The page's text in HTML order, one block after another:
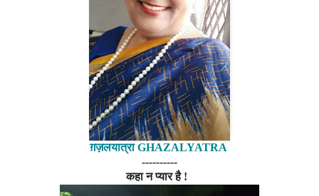
ग़ज़लयात्रा GHAZALYATRA
----------
कहा न प्यार है !